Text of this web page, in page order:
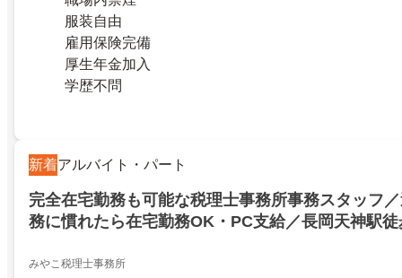
服装自由
雇用保険完備
厚生年金加入
学歴不問
新着アルバイト・パート
完全在宅勤務も可能な税理士事務所事務スタッフ
務に慣れたら在宅勤務OK・PC支給／長岡天神駅
／家庭と両立しやすい職場です
みやこ税理士事務所